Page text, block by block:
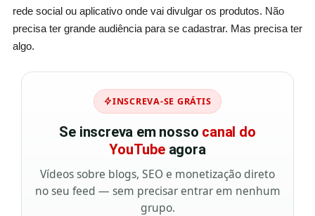
rede social ou aplicativo onde vai divulgar os produtos. Não
precisa ter grande audiência para se cadastrar. Mas precisa ter
algo.
INSCREVA-SE GRÁTIS
Se inscreva em nosso canal do
YouTubeagora
Vídeos sobre blogs, SEO e monetização direto
no seu feed — sem precisar entrar em nenhum
grupo.